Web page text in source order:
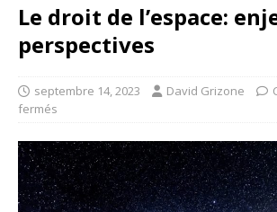
Le droit de l’espace:
perspectives
septembre 14, 2023 David Grizone
fermés